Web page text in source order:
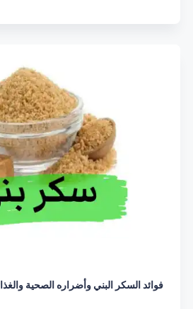
فوائد السكر البني وأضراره الصحية